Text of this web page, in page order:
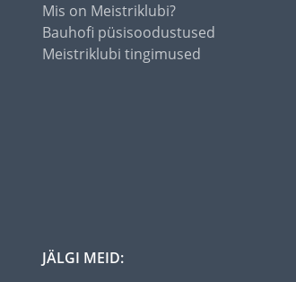
Mis on Meistriklubi?
Bauhofi püsisoodustused
Meistriklubi tingimused
JÄLGI MEID: